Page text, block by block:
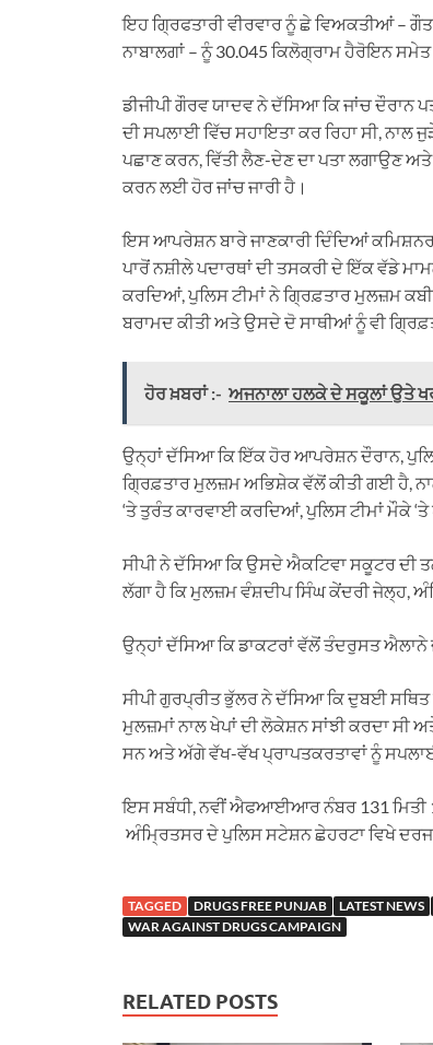
ਇਹ ਗ੍ਰਿਫਤਾਰੀ ਵੀਰਵਾਰ ਨੂੰ ਛੇ ਵਿਅਕਤੀਆਂ –
ਨਾਬਾਲਗਾਂ – ਨੂੰ 30.045 ਕਿਲੋਗ੍ਰਾਮ ਹੈਰੋਇਨ
ਡੀਜੀਪੀ ਗੌਰਵ ਯਾਦਵ ਨੇ ਦੱਸਿਆ ਕਿ ਜਾਂਚ
ਦੀ ਸਪਲਾਈ ਵਿੱਚ ਸਹਾਇਤਾ ਕਰ ਰਿਹਾ ਸੀ,
ਪਛਾਣ ਕਰਨ, ਵਿੱਤੀ ਲੈਣ-ਦੇਣ ਦਾ ਪਤਾ ਲਗਾਉਣ
ਕਰਨ ਲਈ ਹੋਰ ਜਾਂਚ ਜਾਰੀ ਹੈ।
ਇਸ ਆਪਰੇਸ਼ਨ ਬਾਰੇ ਜਾਣਕਾਰੀ ਦਿੰਦਿਆਂ
ਪਾਰੋਂ ਨਸ਼ੀਲੇ ਪਦਾਰਥਾਂ ਦੀ ਤਸਕਰੀ ਦੇ ਇੱਕ ਵੱਡੇ
ਕਰਦਿਆਂ, ਪੁਲਿਸ ਟੀਮਾਂ ਨੇ ਗ੍ਰਿਫ਼ਤਾਰ ਮੁਲਜ਼ਮ
ਬਰਾਮਦ ਕੀਤੀ ਅਤੇ ਉਸਦੇ ਦੋ ਸਾਥੀਆਂ ਨੂੰ ਵੀ
ਹੋਰ ਖ਼ਬਰਾਂ :- ਅਜਨਾਲਾ ਹਲਕੇ ਦੇ ਸਕੂਲਾਂ ਉਤੇ
ਉਨ੍ਹਾਂ ਦੱਸਿਆ ਕਿ ਇੱਕ ਹੋਰ ਆਪਰੇਸ਼ਨ ਦੌਰਾਨ,
ਗ੍ਰਿਫ਼ਤਾਰ ਮੁਲਜ਼ਮ ਅਭਿਸ਼ੇਕ ਵੱਲੋਂ ਕੀਤੀ ਗਈ ਹੈ,
‘ਤੇ ਤੁਰੰਤ ਕਾਰਵਾਈ ਕਰਦਿਆਂ, ਪੁਲਿਸ ਟੀਮਾਂ
ਸੀਪੀ ਨੇ ਦੱਸਿਆ ਕਿ ਉਸਦੇ ਐਕਟਿਵਾ ਸਕੂਟਰ ਦੀ
ਲੱਗਾ ਹੈ ਕਿ ਮੁਲਜ਼ਮ ਵੰਸ਼ਦੀਪ ਸਿੰਘ ਕੇਂਦਰੀ ਜੇਲ੍ਹ,
ਉਨ੍ਹਾਂ ਦੱਸਿਆ ਕਿ ਡਾਕਟਰਾਂ ਵੱਲੋਂ ਤੰਦਰੁਸਤ ਐਲਾਨੇ
ਸੀਪੀ ਗੁਰਪ੍ਰੀਤ ਭੁੱਲਰ ਨੇ ਦੱਸਿਆ ਕਿ ਦੁਬਈ ਸਥਿਤ
ਮੁਲਜ਼ਮਾਂ ਨਾਲ ਖੇਪਾਂ ਦੀ ਲੋਕੇਸ਼ਨ ਸਾਂਝੀ ਕਰਦਾ ਸੀ
ਸਨ ਅਤੇ ਅੱਗੇ ਵੱਖ-ਵੱਖ ਪ੍ਰਾਪਤਕਰਤਾਵਾਂ ਨੂੰ
ਇਸ ਸਬੰਧੀ, ਨਵੀਂ ਐਫਆਈਆਰ ਨੰਬਰ 131 ਮਿਤੀ
ਅੰਮ੍ਰਿਤਸਰ ਦੇ ਪੁਲਿਸ ਸਟੇਸ਼ਨ ਛੇਹਰਟਾ ਵਿਖੇ
TAGGED DRUGS FREE PUNJAB LATEST NEWS
WAR AGAINST DRUGS CAMPAIGN
RELATED POSTS